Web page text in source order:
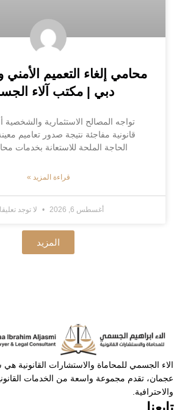
محامي إلغاء التعميم
دبي | مكتب آلاء
تواجه المصالح الاستثمارية والشخصية
قانونية مفاجئة نتيجة صدور تعاميم
الحاجة الملحة للاستعانة بخدمات
قراءة المزيد »
أغسطس 6, 2026 لا توجد
المزيد
الاء الجسمي للمحاماة والاستشارات القانونية
عجمان، تقدم مجموعة واسعة من الخدمات القانونية
والاحترافية.